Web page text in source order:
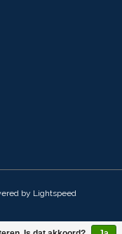
by Lightspeed